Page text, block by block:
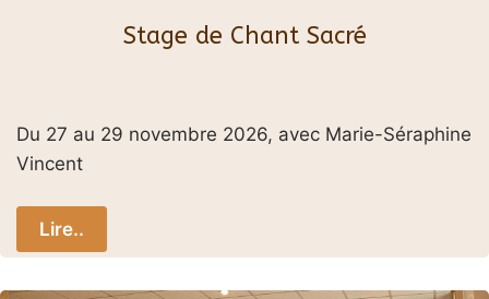
Stage de Chant Sacré
Du 27 au 29 novembre 2026, avec Marie-Séraphine
Vincent
Lire..